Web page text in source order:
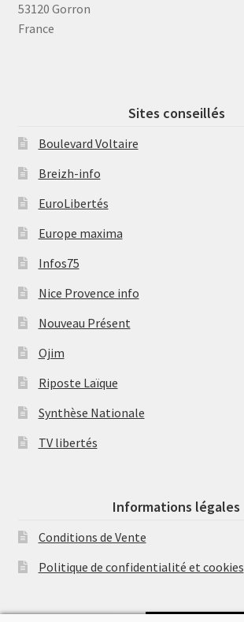
53120 Gorron
France
Sites conseillés
Boulevard Voltaire
Breizh-info
EuroLibertés
Europe maxima
Infos75
Nice Provence info
Nouveau Présent
Ojim
Riposte Laïque
Synthèse Nationale
TV libertés
Informations légales
Conditions de Vente
Politique de confidentialité et cookies